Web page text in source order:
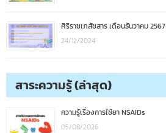
ศิริราชเภสัชสาร เดือนธันวาคม 2567
24/12/2024
สาระความรู้ (ล่าสุด)
ความรู้เรื่องการใช้ยา NSAIDs
05/08/2026